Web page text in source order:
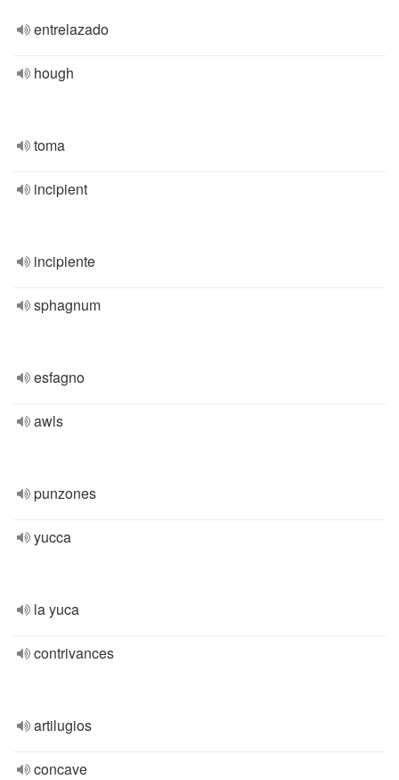
entrelazado
hough
toma
incipient
incipiente
sphagnum
esfagno
awls
punzones
yucca
la yuca
contrivances
artilugios
concave